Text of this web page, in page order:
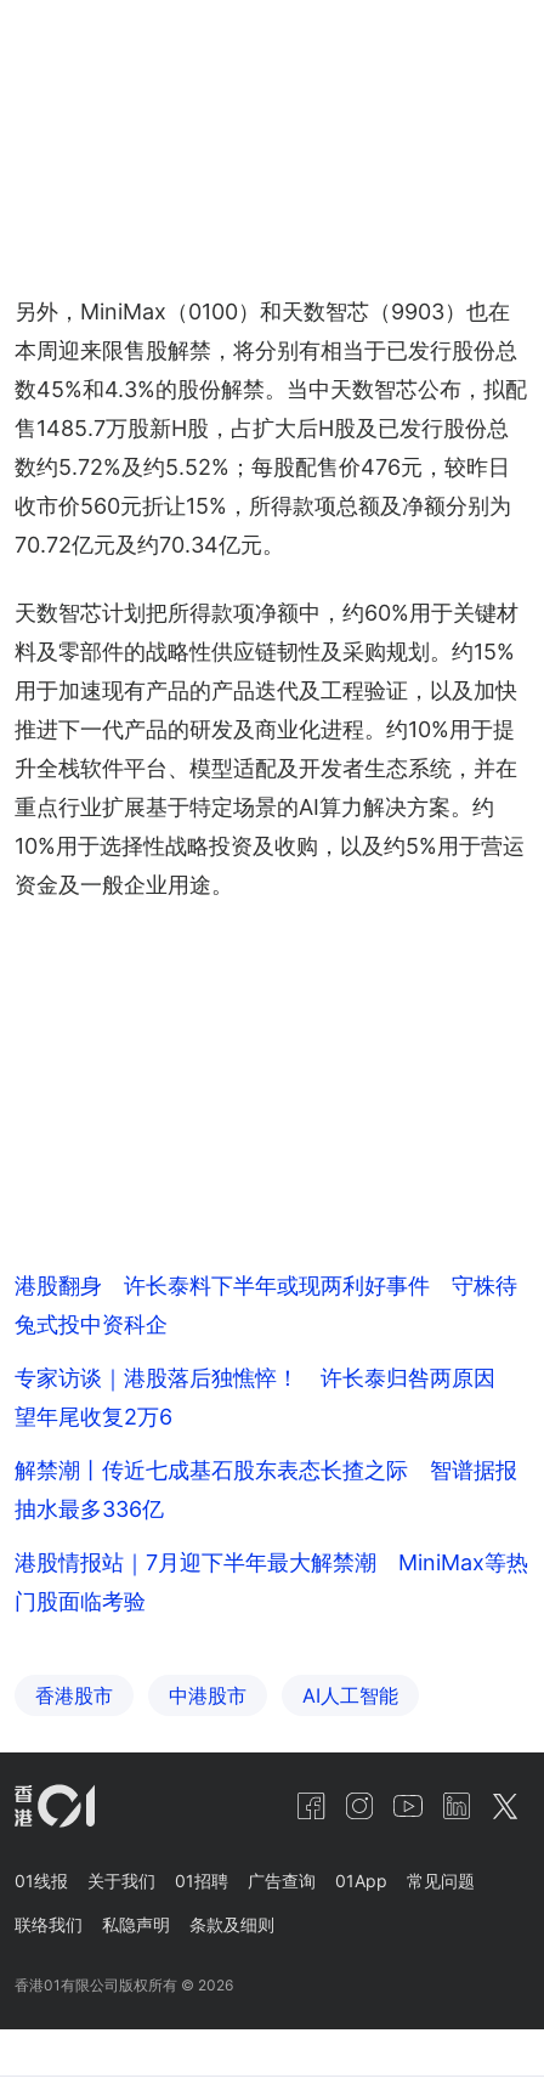
另外，MiniMax（0100）和天数智芯（9903）也在
本周迎来限售股解禁，将分别有相当于已发行股份总
数45%和4.3%的股份解禁。当中天数智芯公布，拟配
售1485.7万股新H股，占扩大后H股及已发行股份总
数约5.72%及约5.52%；每股配售价476元，较昨日
收市价560元折让15%，所得款项总额及净额分别为
70.72亿元及约70.34亿元。
天数智芯计划把所得款项净额中，约60%用于关键材
料及零部件的战略性供应链韧性及采购规划。约15%
用于加速现有产品的产品迭代及工程验证，以及加快
推进下一代产品的研发及商业化进程。约10%用于提
升全栈软件平台、模型适配及开发者生态系统，并在
重点行业扩展基于特定场景的AI算力解决方案。约
10%用于选择性战略投资及收购，以及约5%用于营运
资金及一般企业用途。
港股翻身 许长泰料下半年或现两利好事件 守株待
兔式投中资科企
专家访谈｜港股落后独憔悴！ 许长泰归咎两原因
望年尾收复2万6
解禁潮丨传近七成基石股东表态长揸之际 智谱据报
抽水最多336亿
港股情报站｜7月迎下半年最大解禁潮 MiniMax等热
门股面临考验
香港股市 中港股市 AI人工智能
01线报 关于我们 01招聘 广告查询 01App 常见问题
联络我们 私隐声明 条款及细则
香港01有限公司版权所有 © 2026